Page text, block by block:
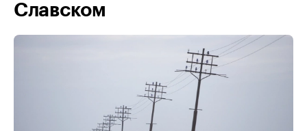
Славском